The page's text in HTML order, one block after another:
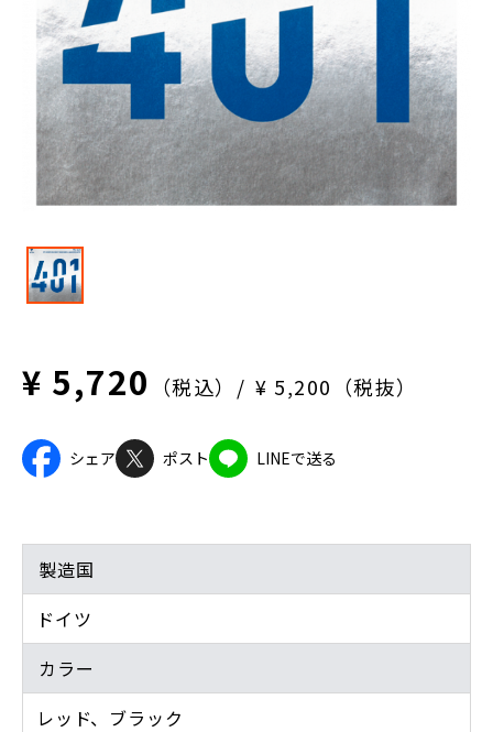
¥ 5,720 （税込） ¥ 5,200（税抜）
シェア ポスト LINEで送る
製造国
ドイツ
カラー
レッド、ブラック